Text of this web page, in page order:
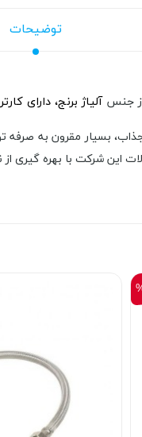
توضیحات
جنس آلیاژ برنج، دارای کارتریج 40 تولید کشور
بسیار مقرون به صرفه
این شرکت با بهره